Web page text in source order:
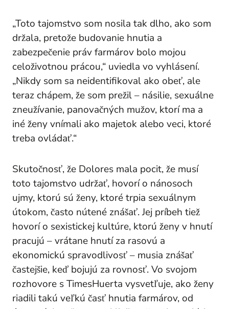
„Toto tajomstvo som nosila tak dlho, ako som
držala, pretože budovanie hnutia a
zabezpečenie práv farmárov bolo mojou
celoživotnou prácou,“ uviedla vo vyhlásení.
„Nikdy som sa neidentifikoval ako obeť, ale
teraz chápem, že som prežil – násilie, sexuálne
zneužívanie, panovačných mužov, ktorí ma a
iné ženy vnímali ako majetok alebo veci, ktoré
treba ovládať.“
Skutočnosť, že Dolores mala pocit, že musí
toto tajomstvo udržať, hovorí o nánosoch
ujmy, ktorú sú ženy, ktoré trpia sexuálnym
útokom, často nútené znášať. Jej príbeh tiež
hovorí o sexistickej kultúre, ktorú ženy v hnutí
pracujú – vrátane hnutí za rasovú a
ekonomickú spravodlivosť – musia znášať
častejšie, keď bojujú za rovnosť. Vo svojom
rozhovore sTimesHuerta vysvetľuje, ako ženy
riadili takú veľkú časť hnutia farmárov, od